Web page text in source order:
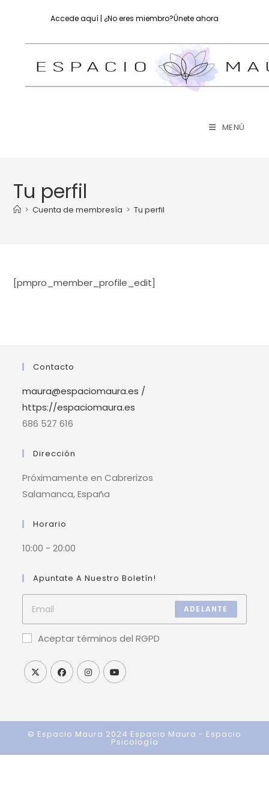
Accede aquí | ¿No eres miembro?Únete ahora
MENÚ
Tu perfil
> Cuenta de membresía > Tu perfil
[pmpro_member_profile_edit]
Contacto
maura@espaciomaura.es /
https://espaciomaura.es
686 527 616
Dirección
Próximamente en Cabrerizos
Salamanca, España
Horario
10:00 - 20:00
Apuntate A Nuestro Boletín!
ADELANTE
Aceptar términos del RGPD
© Espacio Maura 2024 Espacio Maura - Espacio
Psicología